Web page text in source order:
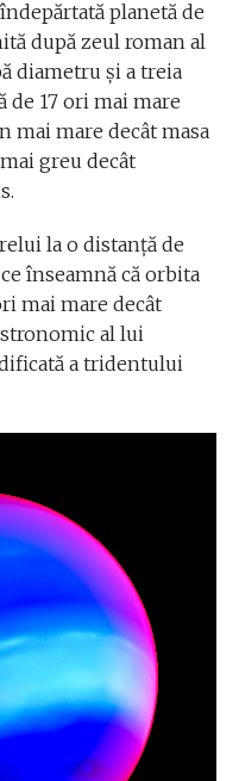
planetă de
după zeul roman al
diametru și a treia
de 17 ori mai mare
mai mare decât masa
greu decât
la o distanță de
înseamnă că orbita
mai mare decât
al lui
a tridentului